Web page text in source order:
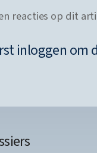
reacties op dit
inloggen om